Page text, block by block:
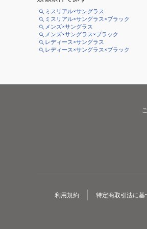
ミスリアル×サングラス
ミスリアル×サングラス×ブラック
メンズ×サングラス
メンズ×サングラス×ブラック
レディース×サングラス
レディース×サングラス×ブラック
利用規約 特定商取引法に基